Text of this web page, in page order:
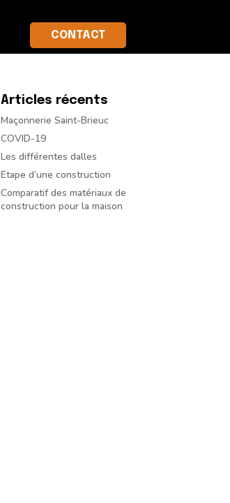
CONTACT
Articles récents
Maçonnerie Saint-Brieuc
COVID-19
Les différentes dalles
Etape d’une construction
Comparatif des matériaux de
construction pour la maison